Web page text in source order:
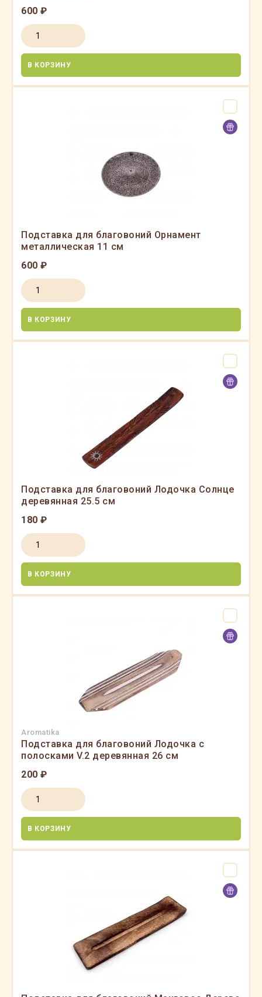
600 ₽
В КОРЗИНУ
Подставка для благовоний Орнамент
металлическая 11 см
600 ₽
В КОРЗИНУ
Подставка для благовоний Лодочка Солнце
деревянная 25.5 см
180 ₽
В КОРЗИНУ
Aromatika
Подставка для благовоний Лодочка с
полосками V.2 деревянная 26 см
200 ₽
В КОРЗИНУ